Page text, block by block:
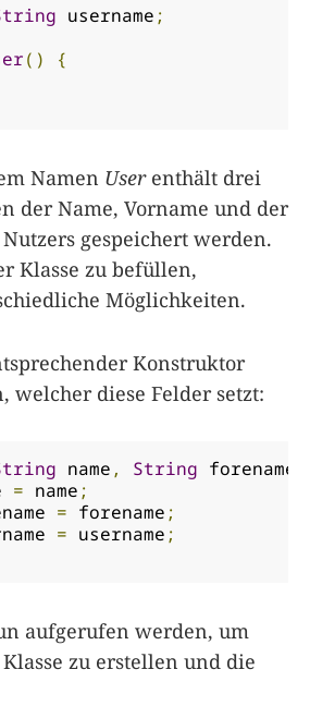
username ;
()
{
Namen Userenthält drei
der Name, Vorname und der
gespeichert werden.
Klasse zu befüllen,
Möglichkeiten.
Konstruktor
welcher diese Felder setzt:
name , String forename
= name ;
= forename ;
= username ;
aufgerufen werden, um
zu erstellen und die